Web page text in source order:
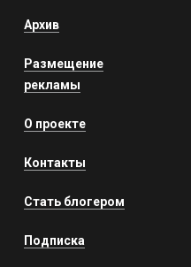
Архив
Размещение
рекламы
О проекте
Контакты
Стать блогером
Подписка